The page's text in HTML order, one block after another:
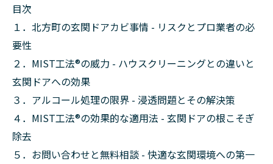
目次
１．北方町の玄関ドアカビ事情 - リスクとプロ業者の必
要性
２．MIST工法®の威力 - ハウスクリーニングとの違いと
玄関ドアへの効果
３．アルコール処理の限界 - 浸透問題とその解決策
４．MIST工法®の効果的な適用法 - 玄関ドアの根こそぎ
除去
５．お問い合わせと無料相談 - 快適な玄関環境への第一